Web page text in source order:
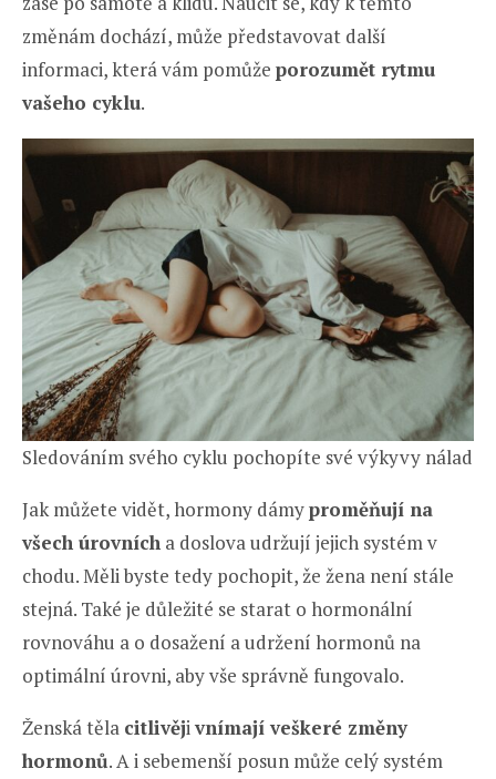
změnám dochází, může představovat další
informaci, která vám pomůže porozumět rytmu
vašeho cyklu.
Sledováním svého cyklu pochopíte své výkyvy nálad
Jak můžete vidět, hormony dámyproměňují na
všech úrovních a doslova udržují jejich systém v
chodu. Měli byste tedy pochopit, že žena není stále
stejná. Také je důležité se starat o hormonální
rovnováhu a o dosažení a udržení hormonů na
optimální úrovni, aby vše správně fungovalo.
Ženská těla citlivějivnímají veškeré změny
hormonů. A i sebemenší posun může celý systém